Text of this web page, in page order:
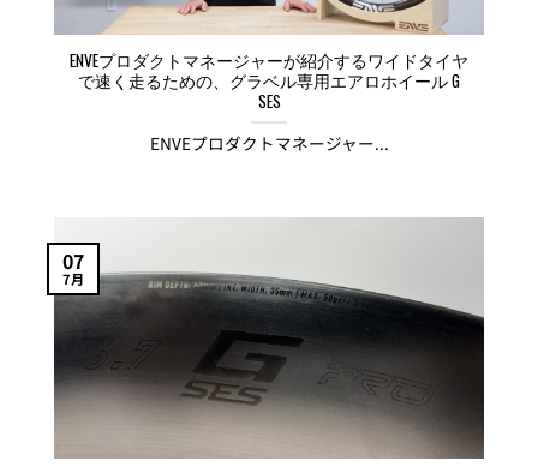
ENVEプロダクトマネージャーが紹介するワイドタイヤ
で速く走るための、グラベル専用エアロホイール G
SES
ENVEプロダクトマネージャー...
07
7月